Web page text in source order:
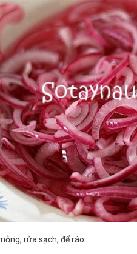
rửa sạch, để ráo